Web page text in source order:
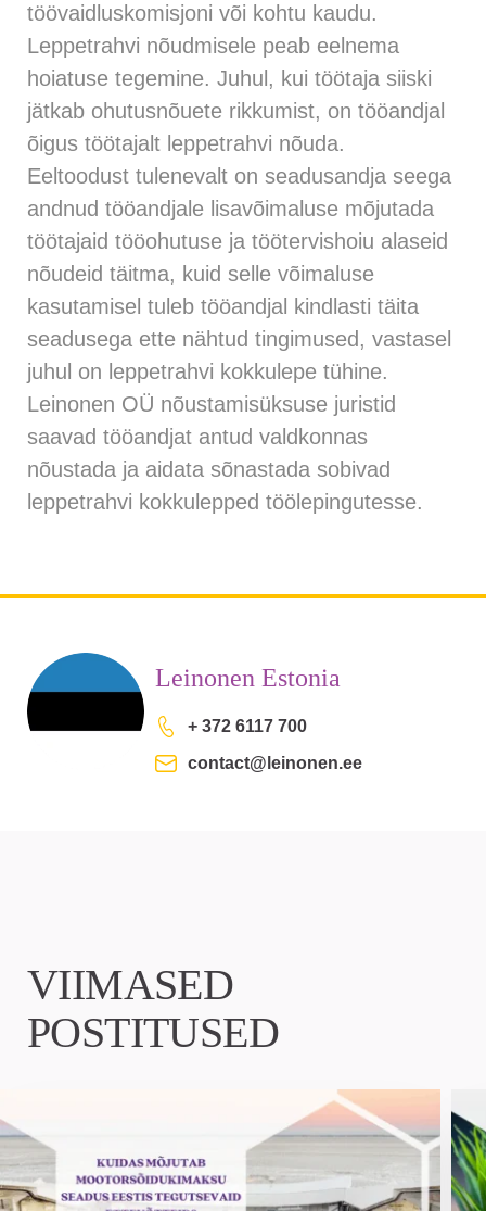
töövaidluskomisjoni või kohtu kaudu.
Leppetrahvi nõudmisele peab eelnema
hoiatuse tegemine. Juhul, kui töötaja siiski
jätkab ohutusnõuete rikkumist, on tööandjal
õigus töötajalt leppetrahvi nõuda.
Eeltoodust tulenevalt on seadusandja seega
andnud tööandjale lisavõimaluse mõjutada
töötajaid tööohutuse ja töötervishoiu alaseid
nõudeid täitma, kuid selle võimaluse
kasutamisel tuleb tööandjal kindlasti täita
seadusega ette nähtud tingimused, vastasel
juhul on leppetrahvi kokkulepe tühine.
Leinonen OÜ nõustamisüksuse juristid
saavad tööandjat antud valdkonnas
nõustada ja aidata sõnastada sobivad
leppetrahvi kokkulepped töölepingutesse.
Leinonen Estonia
+ 372 6117 700
contact@leinonen.ee
VIIMASED
POSTITUSED